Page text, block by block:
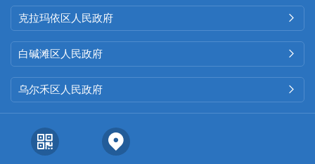
克拉玛依区人民政府 
白碱滩区人民政府 
乌尔禾区人民政府 